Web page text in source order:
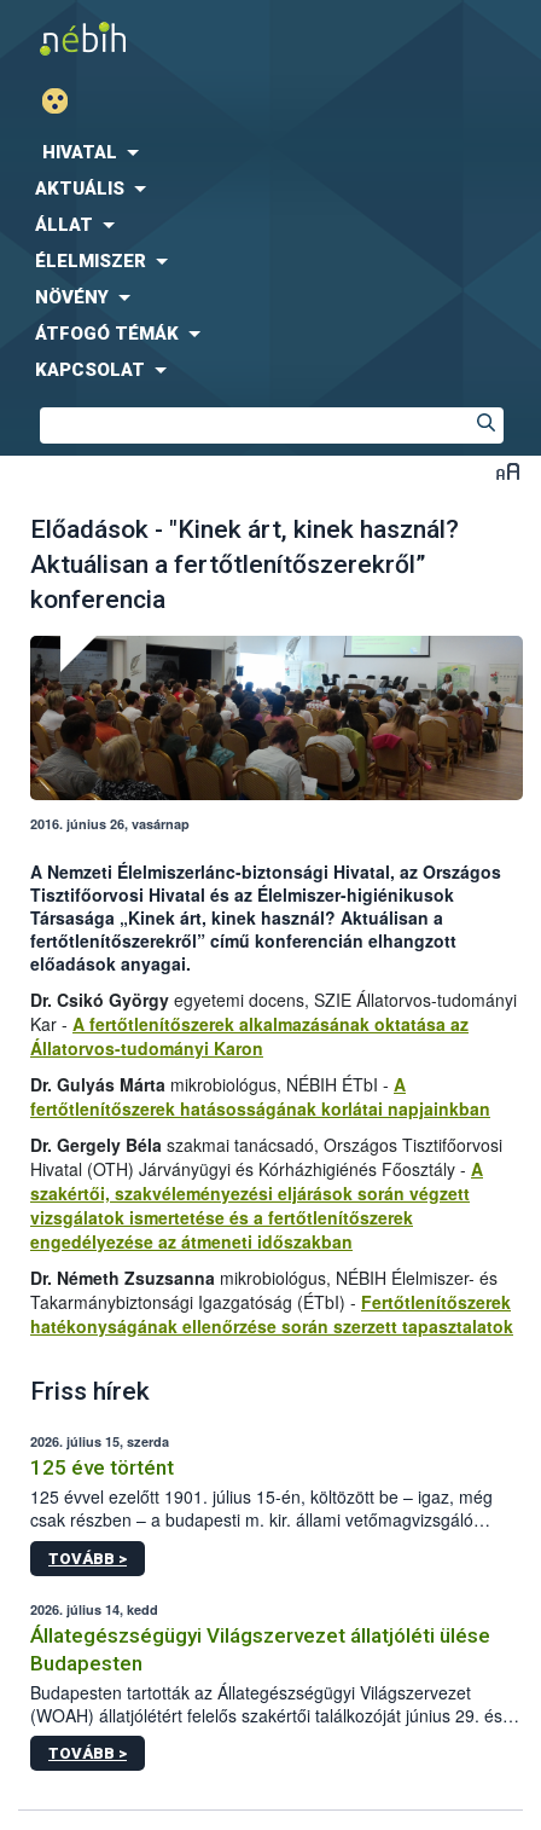
HIVATAL
AKTUÁLIS
ÁLLAT
ÉLELMISZER
NÖVÉNY
ÁTFOGÓ TÉMÁK
KAPCSOLAT
Előadások - "Kinek árt, kinek használ?
Aktuálisan a fertőtlenítőszerekről”
konferencia
2016. június 26, vasárnap
A Nemzeti Élelmiszerlánc-biztonsági Hivatal, az Országos
Tisztifőorvosi Hivatal és az Élelmiszer-higiénikusok
Társasága „Kinek árt, kinek használ? Aktuálisan a
fertőtlenítőszerekről” című konferencián elhangzott
előadások anyagai.
Dr. Csikó György egyetemi docens, SZIE Állatorvos-tudományi
Kar - A fertőtlenítőszerek alkalmazásának oktatása az
Állatorvos-tudományi Karon
Dr. Gulyás Márta mikrobiológus, NÉBIH ÉTbI - A
fertőtlenítőszerek hatásosságának korlátai napjainkban
Dr. Gergely Béla szakmai tanácsadó, Országos Tisztifőorvosi
Hivatal (OTH) Járványügyi és Kórházhigiénés Főosztály - A
szakértői, szakvéleményezési eljárások során végzett
vizsgálatok ismertetése és a fertőtlenítőszerek
engedélyezése az átmeneti időszakban
Dr. Németh Zsuzsanna mikrobiológus, NÉBIH Élelmiszer- és
Takarmánybiztonsági Igazgatóság (ÉTbI) - Fertőtlenítőszerek
hatékonyságának ellenőrzése során szerzett tapasztalatok
Friss hírek
2026. július 15, szerda
125 éve történt
125 évvel ezelőtt 1901. július 15-én, költözött be – igaz, még
csak részben – a budapesti m. kir. állami vetőmagvizsgáló
állomás a Kis Rókus utca 15. szám alatti, Czigler Győző által
tervezett új épületébe.
TOVÁBB >
2026. július 14, kedd
Állategészségügyi Világszervezet állatjóléti ülése
Budapesten
Budapesten tartották az Állategészségügyi Világszervezet
(WOAH) állatjólétért felelős szakértői találkozóját június 29. és
július 2. között. Az Agrár- és Élelmiszergazdaságért Felelős
Minisztérium (AÉM) és a Nemzeti Élelmiszerlánc-biztonsági
gazdasági haszonállatok jólétének elősegítése volt az európai
TOVÁBB >